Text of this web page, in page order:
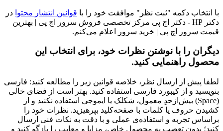
با انتخاب دکمه "ثبت نظر" موافقت خود را با قوانین انتشار محتوا در
دکتر HP - دکتر اچ پی مرکز تخصصی فروش سرور اچ پی | بهترین
قیمت سرور اچ پی | خرید سرور اعلام می‌کنم.
دیگران را با نوشتن نظرات خود، برای انتخاب این
محصول راهنمایی کنید.
لطفا پیش از ارسال نظر، خلاصه قوانین زیر را مطالعه کنید: فارسی
بنویسید و از کیبورد فارسی استفاده کنید. بهتر است از فضای خالی
(Space) بیش‌از‌حدِ معمول، شکلک یا ایموجی استفاده نکنید و از
کشیدن حروف یا کلمات با صفحه‌کلید بپرهیزید. نظرات خود را
براساس تجربه و استفاده‌ی عملی و با دقت به نکات فنی ارسال
کنید؛ بدون تعصب به محصول خاص، مزایا و معایب را بازگو کنید و